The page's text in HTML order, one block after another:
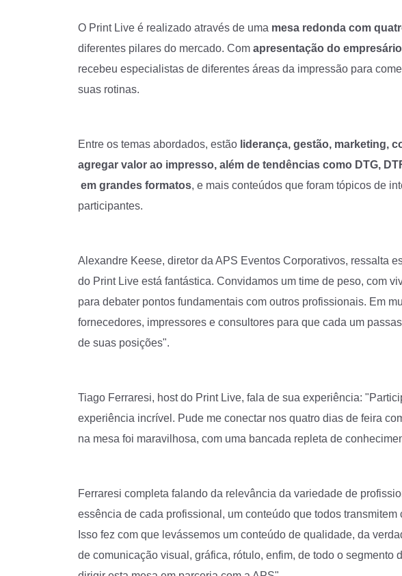
O Print Live é realizado através de uma mesa redonda com
diferentes pilares do mercado. Com apresentação do
recebeu especialistas de diferentes áreas da impressão para
suas rotinas.
Entre os temas abordados, estão liderança, gestão, marketing,
agregar valor ao impresso, além de tendências como DTG,
em grandes formatos, e mais conteúdos que foram tópicos de
participantes.
Alexandre Keese, diretor da APS Eventos Corporativos, ressalta
do Print Live está fantástica. Convidamos um time de peso, com
para debater pontos fundamentais com outros profissionais. Em
fornecedores, impressores e consultores para que cada um
de suas posições".
Tiago Ferraresi, host do Print Live, fala de sua experiência:
experiência incrível. Pude me conectar nos quatro dias de feira
na mesa foi maravilhosa, com uma bancada repleta de
Ferraresi completa falando da relevância da variedade de
essência de cada profissional, um conteúdo que todos transmitem
Isso fez com que levássemos um conteúdo de qualidade, da
de comunicação visual, gráfica, rótulo, enfim, de todo o segmento